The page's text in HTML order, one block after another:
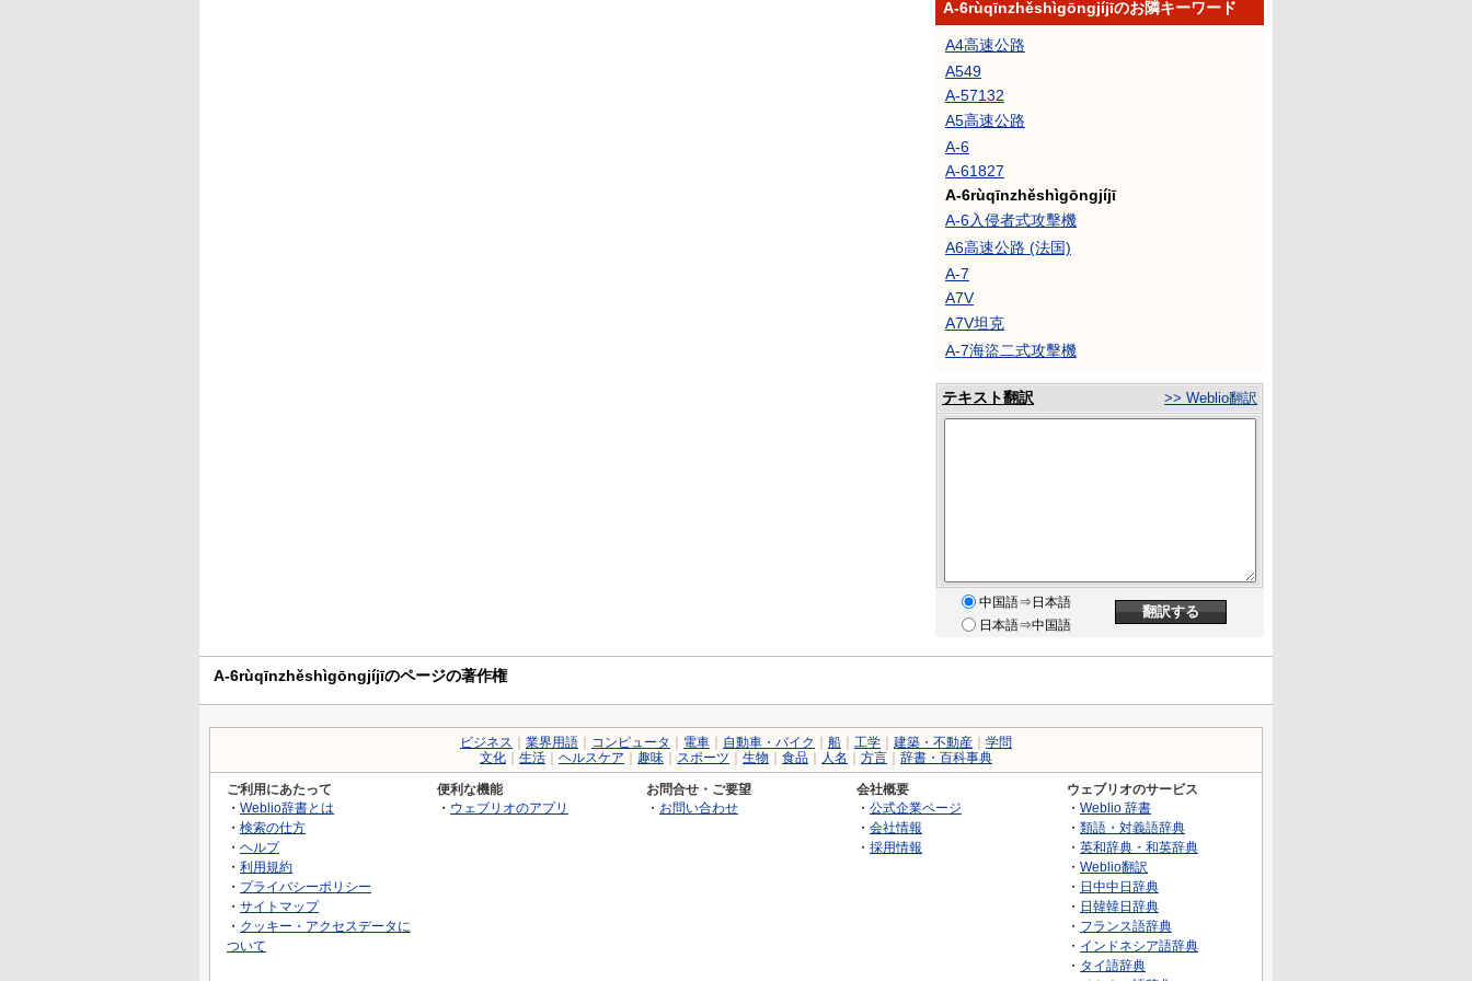
A-6rùqīnzhěshìgōngjíjīのお隣キーワード
A4高速公路
A549
A-57132
A5高速公路
A-6
A-61827
A-6rùqīnzhěshìgōngjíjī
A-6入侵者式攻擊機
A6高速公路 (法国)
A-7
A7V
A7V坦克
A-7海盜二式攻擊機
テキスト翻訳 >> Weblio翻訳
中国語⇒日本語
日本語⇒中国語
A-6rùqīnzhěshìgōngjíjīのページの著作権
ビジネス 業界用語 コンピュータ 電車 自動車・バイク 船 工学 建築・不動産
学問
文化
生活 ヘルスケア 趣味 スポーツ 生物 食品 人名 方言 辞書・百科事典
ご利用にあたって
・ Weblio辞書とは
・ 検索の仕方
・ ヘルプ
・ 利用規約
・ プライバシーポリシー
・ サイトマップ
・ クッキー・アクセスデータに
ついて
便利な機能
・ ウェブリオのアプリ
お問合せ・ご要望
・ お問い合わせ
会社概要
・ 公式企業ページ
・ 会社情報
・ 採用情報
ウェブリオのサービス
・ Weblio 辞書
・ 類語・対義語辞典
・ 英和辞典・和英辞典
・ Weblio翻訳
・ 日中中日辞典
・ 日韓韓日辞典
・ フランス語辞典
・ インドネシア語辞典
・ タイ語辞典